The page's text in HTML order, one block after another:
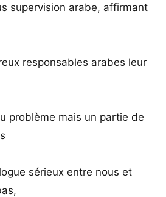
supervision arabe, affirmant
responsables arabes leur
problème mais un partie de
sérieux entre nous et